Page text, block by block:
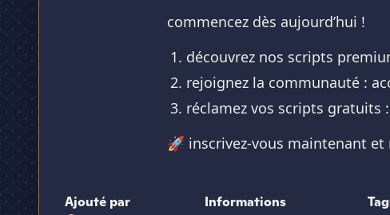
commencez dès aujourd’hui !
découvrez nos scripts
rejoignez la communauté :
réclamez vos scripts gratuits
🚀 inscrivez-vous maintenant
Ajouté par Informations